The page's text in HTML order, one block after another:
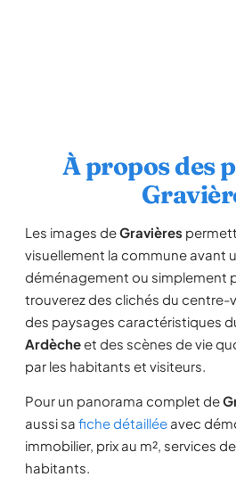
À propos des
Les images deGravières
visuellement la commune avant
déménagement ou simplement
trouverez des clichés du centre-
des paysages caractéristiques
Ardècheet des scènes de vie
par les habitants et visiteurs.
Pour un panorama complet de
aussi sa fiche détaillée avec
immobilier, prix au m², services
habitants.